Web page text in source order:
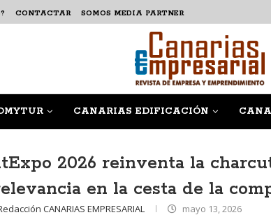
CONTACTAR SOMOS MEDIA PARTNER
CANARIAS EDIFICACIÓN
2026 reinventa la
en la cesta de la
CANARIAS EMPRESARIAL mayo 13, 2026